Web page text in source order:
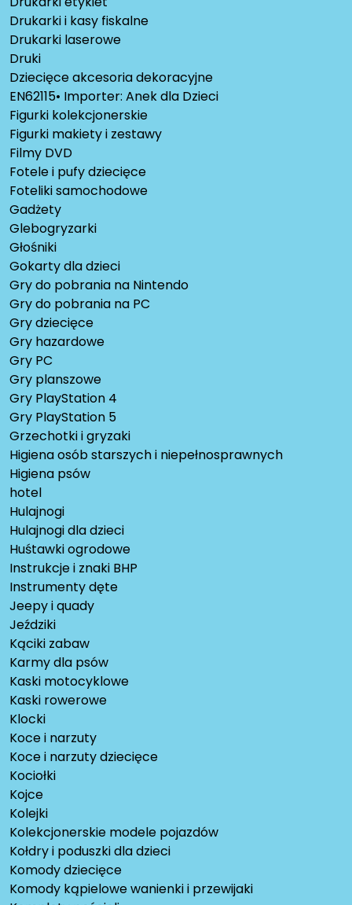
Drukarki i kasy fiskalne
Drukarki laserowe
Druki
Dziecięce akcesoria dekoracyjne
EN62115• Importer: Anek dla Dzieci
Figurki kolekcjonerskie
Figurki makiety i zestawy
Filmy DVD
Fotele i pufy dziecięce
Foteliki samochodowe
Gadżety
Glebogryzarki
Głośniki
Gokarty dla dzieci
Gry do pobrania na Nintendo
Gry do pobrania na PC
Gry dziecięce
Gry hazardowe
Gry PC
Gry planszowe
Gry PlayStation 4
Gry PlayStation 5
Grzechotki i gryzaki
Higiena osób starszych i niepełnosprawnych
Higiena psów
hotel
Hulajnogi
Hulajnogi dla dzieci
Huśtawki ogrodowe
Instrukcje i znaki BHP
Instrumenty dęte
Jeepy i quady
Jeździki
Kąciki zabaw
Karmy dla psów
Kaski motocyklowe
Kaski rowerowe
Klocki
Koce i narzuty
Koce i narzuty dziecięce
Kociołki
Kojce
Kolejki
Kolekcjonerskie modele pojazdów
Kołdry i poduszki dla dzieci
Komody dziecięce
Komody kąpielowe wanienki i przewijaki